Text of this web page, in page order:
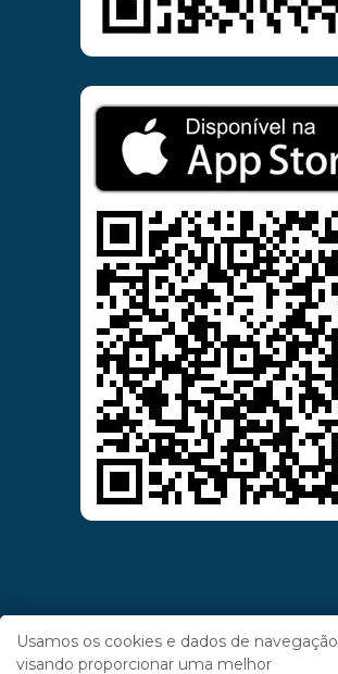
Usamos os cookies e dados de navegação
visando proporcionar uma melhor